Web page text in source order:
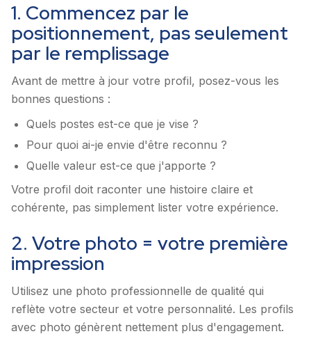
1. Commencez par le
positionnement, pas seulement
par le remplissage
Avant de mettre à jour votre profil, posez-vous les
bonnes questions :
Quels postes est-ce que je vise ?
Pour quoi ai-je envie d'être reconnu ?
Quelle valeur est-ce que j'apporte ?
Votre profil doit raconter une histoire claire et
cohérente, pas simplement lister votre expérience.
2. Votre photo = votre première
impression
Utilisez une photo professionnelle de qualité qui
reflète votre secteur et votre personnalité. Les profils
avec photo génèrent nettement plus d'engagement.